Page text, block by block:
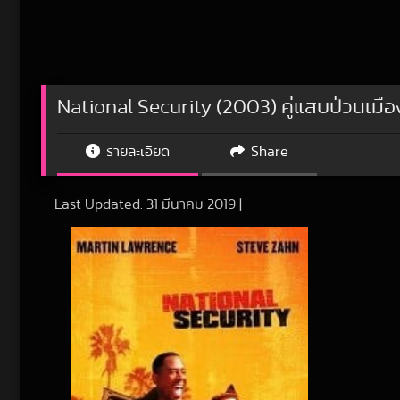
National Security (2003) คู่แสบป่วนเมือ
รายละเอียด Share
Last Updated: 31 มีนาคม 2019